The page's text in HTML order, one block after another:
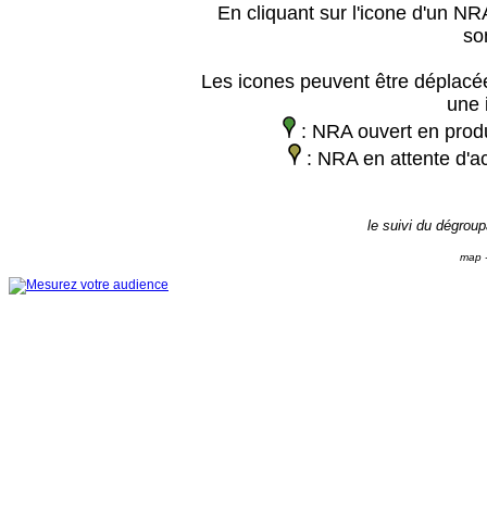
En cliquant sur l'icone d'un
Les icones peuvent être
une
: NRA ouvert en
: NRA en attente
le suivi du
map